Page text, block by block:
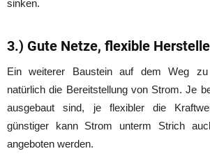
sinken.
3.) Gute Netze, flexible
Ein weiterer Baustein auf dem Weg
natürlich die Bereitstellung von Strom. Je
ausgebaut sind, je flexibler die
günstiger kann Strom unterm Strich
angeboten werden.